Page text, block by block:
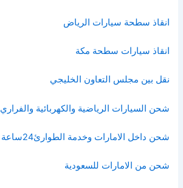
انقاذ سطحة سيارات الرياض
انقاذ سيارات سطحة مكة
نقل بين مجلس التعاون الخليجي
شحن السيارات الرياضية والكهربائية والفراري
شحن داخل الامارات وخدمة الطوارئ24ساعة
شحن من الامارات للسعودية